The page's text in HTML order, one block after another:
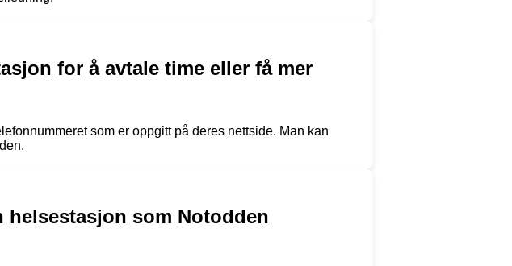
for å avtale time eller få mer
som er oppgitt på deres nettside. Man kan
som Notodden